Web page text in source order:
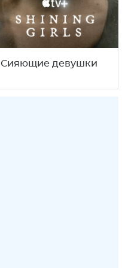
Сияющие девушки